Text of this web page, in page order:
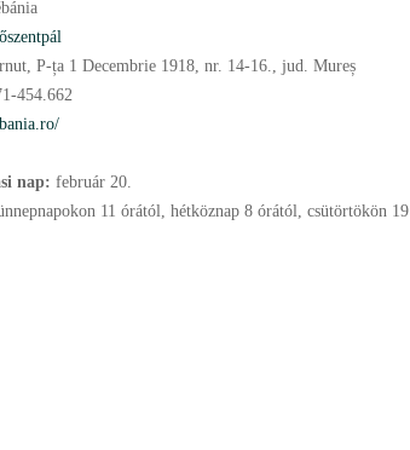
P-ța 1 Decembrie 1918, nr. 14-16., jud. Mureș
454.662
nap: február 20.
11 órától, hétköznap 8 órától, csütörtökön